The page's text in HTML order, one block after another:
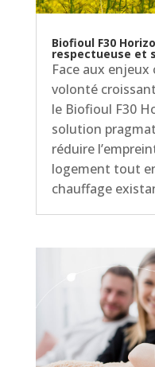
Biofioul F30
respectueuse et
Face aux
volonté
le Biofioul F30
solution
réduire
logement tout
chauffage